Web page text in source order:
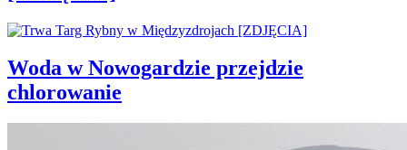
Woda w Nowogardzie przejdzie
chlorowanie